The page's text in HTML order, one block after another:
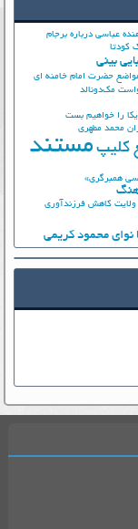
عباسی درباره برجام
کودتا
بینی
حضرت امام خامنه ای
مک‌دونالد
را خواهیم بست
محمد مطهری
کلیپ مستند
همبرگری»
کاهش فرزندآوری
محمود کریمی